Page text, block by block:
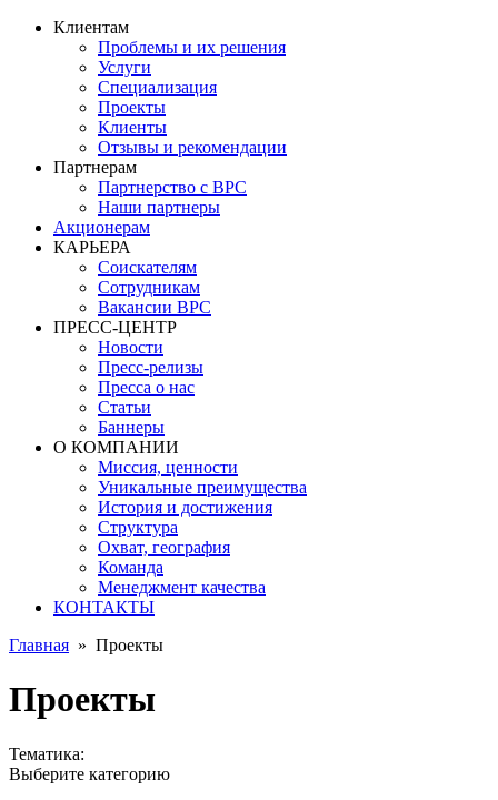
Клиентам
Проблемы и их решения
Услуги
Специализация
Проекты
Клиенты
Отзывы и рекомендации
Партнерам
Партнерство с BPC
Наши партнеры
Акционерам
КАРЬЕРА
Соискателям
Сотрудникам
Вакансии BPC
ПРЕСС-ЦЕНТР
Новости
Пресс-релизы
Пресса о нас
Статьи
Баннеры
О КОМПАНИИ
Миссия, ценности
Уникальные преимущества
История и достижения
Структура
Охват, география
Команда
Менеджмент качества
КОНТАКТЫ
Главная » Проекты
Проекты
Тематика:
Выберите категорию